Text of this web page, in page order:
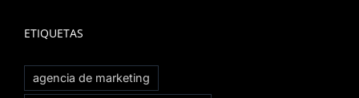
ETIQUETAS
agencia de marketing